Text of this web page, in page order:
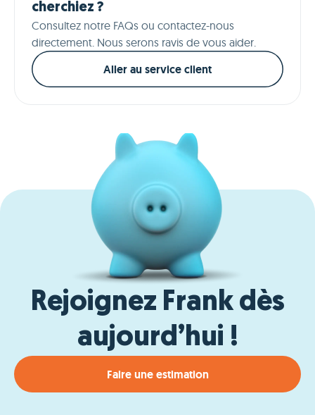
cherchiez ?
Consultez notre FAQs ou contactez-nous
directement. Nous serons ravis de vous aider.
Aller au service client
Rejoignez Frank dès
aujourd’hui !
Faire une estimation